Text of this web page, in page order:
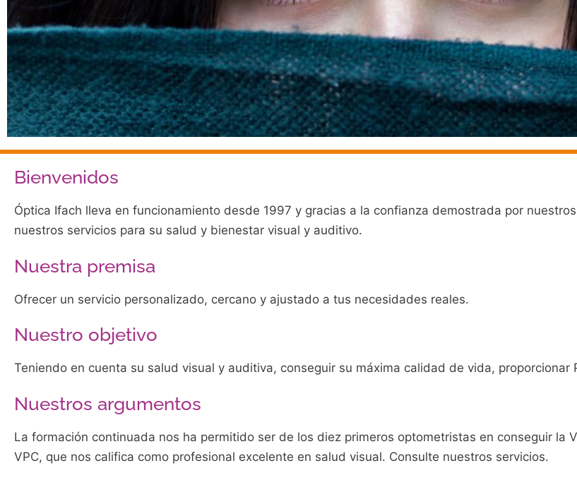
Bienvenidos
Óptica Ifach lleva en funcionamiento desde 1997 y gracias a la confianza demostrada por
nuestros servicios para su salud y bienestar visual y auditivo.
Nuestra premisa
Ofrecer un servicio personalizado, cercano y ajustado a tus necesidades reales.
Nuestro objetivo
Teniendo en cuenta su salud visual y auditiva, conseguir su máxima calidad de vida, proporcionar
Nuestros argumentos
La formación continuada nos ha permitido ser de los diez primeros optometristas en conseguir la
VPC, que nos califica como profesional excelente en salud visual. Consulte nuestros servicios.